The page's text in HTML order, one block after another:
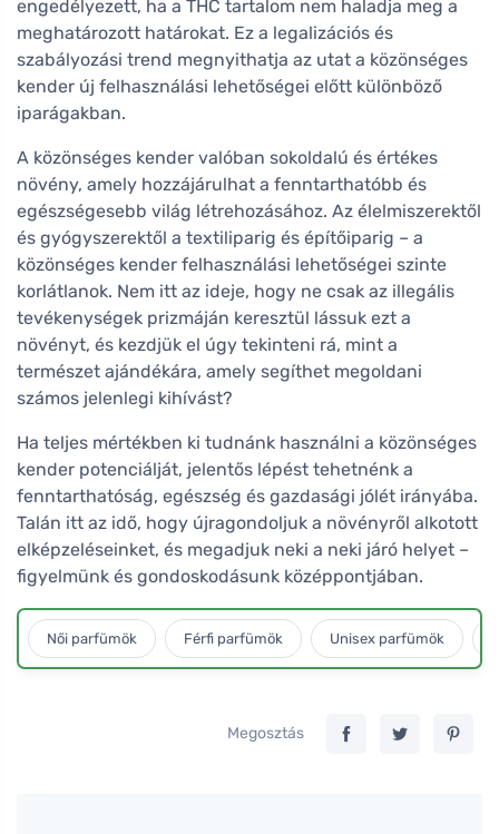
engedélyezett, ha a THC tartalom nem haladja meg a
meghatározott határokat. Ez a legalizációs és
szabályozási trend megnyithatja az utat a közönséges
kender új felhasználási lehetőségei előtt különböző
iparágakban.
A közönséges kender valóban sokoldalú és értékes
növény, amely hozzájárulhat a fenntarthatóbb és
egészségesebb világ létrehozásához. Az élelmiszerektől
és gyógyszerektől a textiliparig és építőiparig – a
közönséges kender felhasználási lehetőségei szinte
korlátlanok. Nem itt az ideje, hogy ne csak az illegális
tevékenységek prizmáján keresztül lássuk ezt a
növényt, és kezdjük el úgy tekinteni rá, mint a
természet ajándékára, amely segíthet megoldani
számos jelenlegi kihívást?
Ha teljes mértékben ki tudnánk használni a közönséges
kender potenciálját, jelentős lépést tehetnénk a
fenntarthatóság, egészség és gazdasági jólét irányába.
Talán itt az idő, hogy újragondoljuk a növényről alkotott
elképzeléseinket, és megadjuk neki a neki járó helyet –
figyelmünk és gondoskodásunk középpontjában.
Női parfümök Férfi parfümök Unisex parfümök
Megosztás